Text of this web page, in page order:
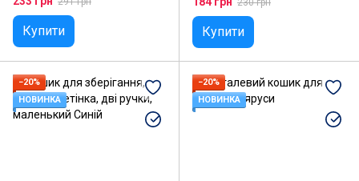
Купити
230 грн
Купити
−20%
НОВИНКА
−20%
НОВИНКА